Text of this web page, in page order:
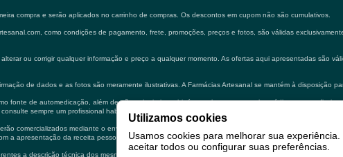
compra e serão aplicados no carrinho de compras. Os descontos em cupom não são cumulativos.
como condições de pagamento, frete, promoções, preços e fotos, são válidas
ou corrigir qualquer informação e preço a qualquer momento. As ofertas aqui apresentadas são
de dados e as fotos são meramente ilustrativas. A Farmácias Artesanal se mantém à disposição
fonte de automedicação, além de não substituir em hipótese alguma a consulta médica e ou
sempre um profissional habilitado.
comercializados mediante o envio de imagem prévia, como e-mail, foto, receita digital e ou scanner
a apresentação da receita pessoalmente em uma de nossas lojas.
a descrição técnica dos mesmos, não configurando propaganda ou estímulo a automedicação.
Utilizamos cookies
Usamos cookies para melhorar sua experiência.
aceitar todos ou configurar suas preferências.